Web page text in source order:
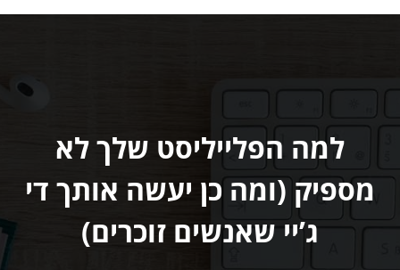
למה הפלייליסט שלך לא
מספיק (ומה כן יעשה אותך די
ג’יי שאנשים זוכרים)